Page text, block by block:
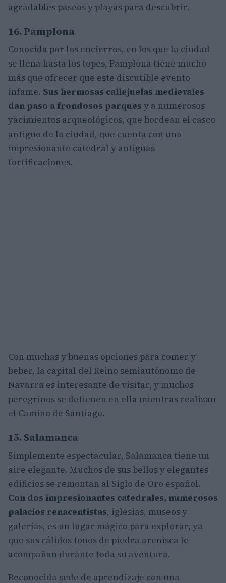
agradables paseos y playas para descubrir.
16. Pamplona
Conocida por los encierros, en los que la ciudad
se llena hasta los topes, Pamplona tiene mucho
más que ofrecer que este discutible evento
infame. Sus hermosas callejuelas medievales
dan paso a frondosos parques y a numerosos
yacimientos arqueológicos, que bordean el casco
antiguo de la ciudad, que cuenta con una
impresionante catedral y antiguas
fortificaciones.
Con muchas y buenas opciones para comer y
beber, la capital del Reino semiautónomo de
Navarra es interesante de visitar, y muchos
peregrinos se detienen en ella mientras realizan
el Camino de Santiago.
15. Salamanca
Simplemente espectacular, Salamanca tiene un
aire elegante. Muchos de sus bellos y elegantes
edificios se remontan al Siglo de Oro español.
Con dos impresionantes catedrales, numerosos
palacios renacentistas, iglesias, museos y
galerías, es un lugar mágico para explorar, ya
que sus cálidos tonos de piedra arenisca le
acompañan durante toda su aventura.
Reconocida sede de aprendizaje con una